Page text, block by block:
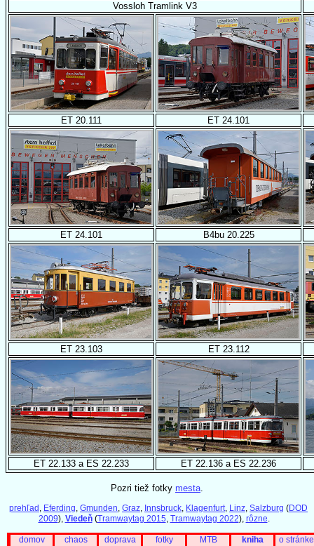
Vossloh Tramlink V3
ET 20.111 ET 24.101
ET 24.101 B4bu 20.225
ET 23.103 ET 23.112
ET 22.133 a ES 22.233 ET 22.136 a ES 22.236
Pozri tiež fotky mesta
prehľad , Eferding, Gmunden, Graz, Innsbruck, Klagenfurt, Linz, Salzburg (DOD
2009), Viedeň(Tramwaytag 2015, Tramwaytag 2022), rôzne.
domov chaos doprava fotky MTB kniha o stránke